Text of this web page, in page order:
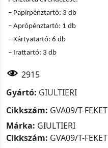
– Papírpénztartó: 3 db
– Aprópénztartó: 1 db
– Kártyatartó: 6 db
– Irattartó: 3 db
2915
Gyártó: GIULTIERI
Cikkszám: GVA09/T-FEKET
Márka: GIULTIERI
Cikkszám: GVA09/T-FEKET